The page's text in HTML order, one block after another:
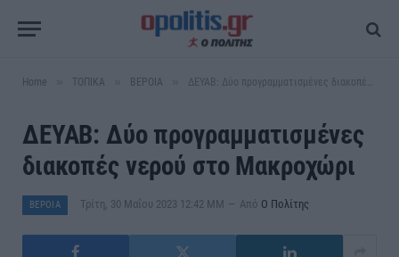
Home ΤΟΠΙΚΑ ΒΕΡΟΙΑ ΔΕΥΑΒ: Δύο προγραμματισμένες διακοπές νερού στο Μακροχώρι
ΔΕΥΑΒ: Δύο προγραμματισμένες
διακοπές νερού στο Μακροχώρι
ΒΕΡΟΙΑ Τρίτη, 30 Μαΐου 2023 12:42 ΜΜ Από Ο Πολίτης